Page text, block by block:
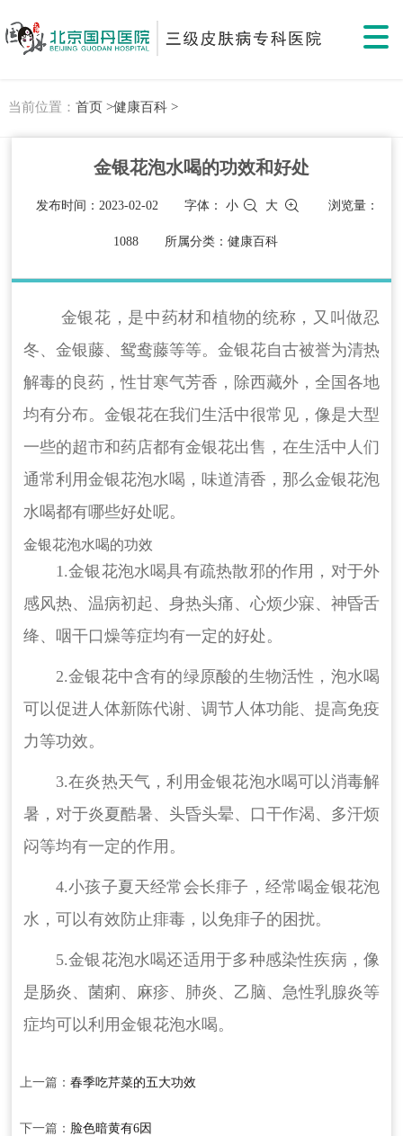
当前位置： 首页 >健康百科 >
金银花泡水喝的功效和好处
发布时间：2023-02-02 字体：小 大 浏览量：
1088 所属分类：健康百科
金银花，是中药材和植物的统称，又叫做忍
冬、金银藤、鸳鸯藤等等。金银花自古被誉为清热
解毒的良药，性甘寒气芳香，除西藏外，全国各地
均有分布。金银花在我们生活中很常见，像是大型
一些的超市和药店都有金银花出售，在生活中人们
通常利用金银花泡水喝，味道清香，那么金银花泡
水喝都有哪些好处呢。
金银花泡水喝的功效
1.金银花泡水喝具有疏热散邪的作用，对于外
感风热、温病初起、身热头痛、心烦少寐、神昏舌
绛、咽干口燥等症均有一定的好处。
2.金银花中含有的绿原酸的生物活性，泡水喝
可以促进人体新陈代谢、调节人体功能、提高免疫
力等功效。
3.在炎热天气，利用金银花泡水喝可以消毒解
暑，对于炎夏酷暑、头昏头晕、口干作渴、多汗烦
闷等均有一定的作用。
4.小孩子夏天经常会长痱子，经常喝金银花泡
水，可以有效防止痱毒，以免痱子的困扰。
5.金银花泡水喝还适用于多种感染性疾病，像
是肠炎、菌痢、麻疹、肺炎、乙脑、急性乳腺炎等
症均可以利用金银花泡水喝。
上一篇： 春季吃芹菜的五大功效
下一篇： 脸色暗黄有6因